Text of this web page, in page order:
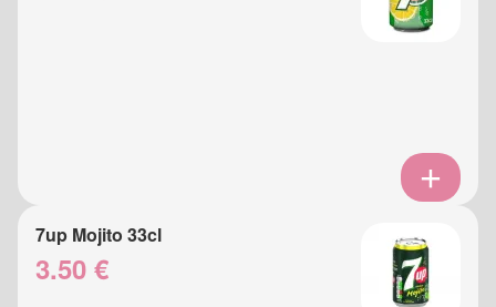
7up Mojito 33cl
3.50 €